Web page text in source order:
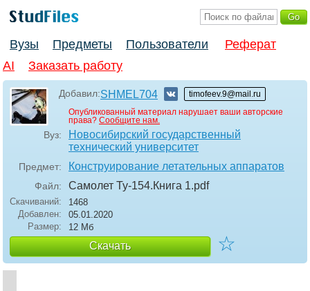
Вузы Предметы Пользователи
Реферат
AI
Заказать работу
Добавил:SHMEL704
timofeev.9@mail.ru
Опубликованный материал нарушает ваши авторские
права? Сообщите нам.
Вуз:
Новосибирский государственный
технический университет
Предмет: Конструирование летательных аппаратов
Файл: Самолет Ту-154.Книга 1.pdf
Скачиваний:
1468
Добавлен:
05.01.2020
Размер:
12 Мб
Скачать ☆